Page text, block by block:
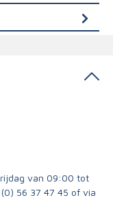
van 09:00 tot
56 37 47 45 of via